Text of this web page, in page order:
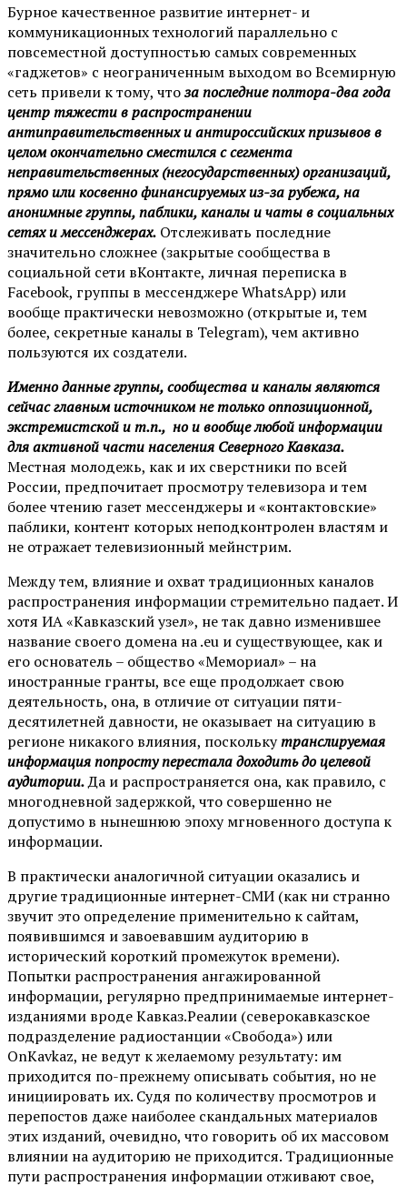
Бурное качественное развитие интернет- и
коммуникационных технологий параллельно с
повсеместной доступностью самых современных
«гаджетов» с неограниченным выходом во Всемирную
сеть привели к тому, чтоза последние полтора-два года
центр тяжести в распространении
антиправительственных и антироссийских призывов в
целом окончательно сместился с сегмента
неправительственных (негосударственных) организаций,
прямо или косвенно финансируемых из-за рубежа, на
анонимные группы, паблики, каналы и чаты в социальных
сетях и мессенджерах. Отслеживать последние
значительно сложнее (закрытые сообщества в
социальной сети вКонтакте, личная переписка в
Facebook, группы в мессенджере WhatsApp) или
вообще практически невозможно (открытые и, тем
более, секретные каналы в Telegram), чем активно
пользуются их создатели.
Именно данные группы, сообщества и каналы являются
сейчас главным источником не только оппозиционной,
экстремистской и т.п., но и вообще любой информации
для активной части населения Северного Кавказа.
Местная молодежь, как и их сверстники по всей
России, предпочитает просмотру телевизора и тем
более чтению газет мессенджеры и «контактовские»
паблики, контент которых неподконтролен властям и
не отражает телевизионный мейнстрим.
Между тем, влияние и охват традиционных каналов
распространения информации стремительно падает. И
хотя ИА «Кавказский узел», не так давно изменившее
название своего домена на .eu и существующее, как и
его основатель – общество «Мемориал» – на
иностранные гранты, все еще продолжает свою
деятельность, она, в отличие от ситуации пяти-
десятилетней давности, не оказывает на ситуацию в
регионе никакого влияния, посколькутранслируемая
информация попросту перестала доходить до целевой
аудитории.Да и распространяется она, как правило, с
многодневной задержкой, что совершенно не
допустимо в нынешнюю эпоху мгновенного доступа к
информации.
В практически аналогичной ситуации оказались и
другие традиционные интернет-СМИ (как ни странно
звучит это определение применительно к сайтам,
появившимся и завоевавшим аудиторию в
исторический короткий промежуток времени).
Попытки распространения ангажированной
информации, регулярно предпринимаемые интернет-
изданиями вроде Кавказ.Реалии (северокавказское
подразделение радиостанции «Свобода») или
OnKavkaz, не ведут к желаемому результату: им
приходится по-прежнему описывать события, но не
инициировать их. Судя по количеству просмотров и
перепостов даже наиболее скандальных материалов
этих изданий, очевидно, что говорить об их массовом
влиянии на аудиторию не приходится. Традиционные
пути распространения информации отживают свое,